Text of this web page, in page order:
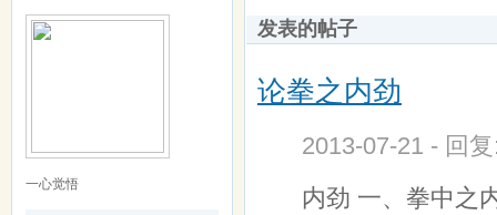
一心觉悟
发表的帖子
论拳之内劲
2013-07-21 - 回
内劲 一、拳中之